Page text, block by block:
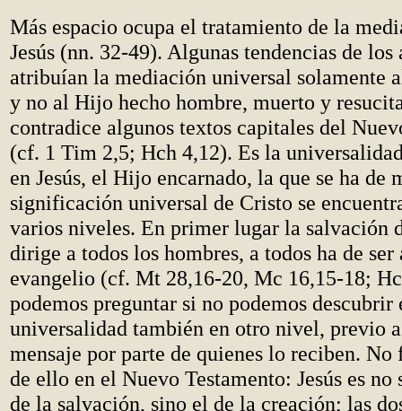
Más espacio ocupa el tratamiento de la
Jesús (nn. 32-49). Algunas tendencias de los
atribuían la mediación universal solamente
y no al Hijo hecho hombre, muerto y
contradice algunos textos capitales del
(cf. 1 Tim 2,5; Hch 4,12). Es la
en Jesús, el Hijo encarnado, la que se ha de
significación universal de Cristo se
varios niveles. En primer lugar la salvación
dirige a todos los hombres, a todos ha de
evangelio (cf. Mt 28,16-20, Mc 16,15-18;
podemos preguntar si no podemos descubrir
universalidad también en otro nivel, previo
mensaje por parte de quienes lo reciben.
de ello en el Nuevo Testamento: Jesús es
de la salvación, sino el de la creación; las